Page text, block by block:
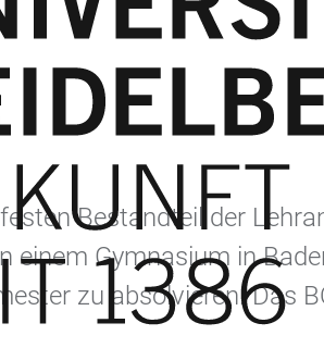
Bestandteil der
einem Gymnasium in
zu absolvieren. Das